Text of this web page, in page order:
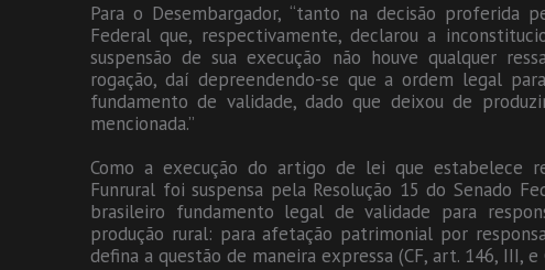
Para o Desembargador, “tanto na decisão proferida
Federal que, respectivamente, declarou a
suspensão de sua execução não houve qualquer
rogação, daí depreendendo-se que a ordem legal
fundamento de validade, dado que deixou de
mencionada.”
Como a execução do artigo de lei que estabelece
Funrural foi suspensa pela Resolução 15 do Senado
brasileiro fundamento legal de validade para
produção rural: para afetação patrimonial por
defina a questão de maneira expressa (CF, art. 146, III,